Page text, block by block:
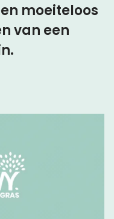
moeiteloos
van een